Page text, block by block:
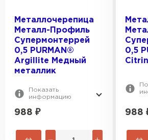
Металлочерепица
Металл-Профиль
Супермонтеррей
0,5 PURMAN®
Argillite Медный
металлик
Показать
информацию
988 ₽
0,5
988